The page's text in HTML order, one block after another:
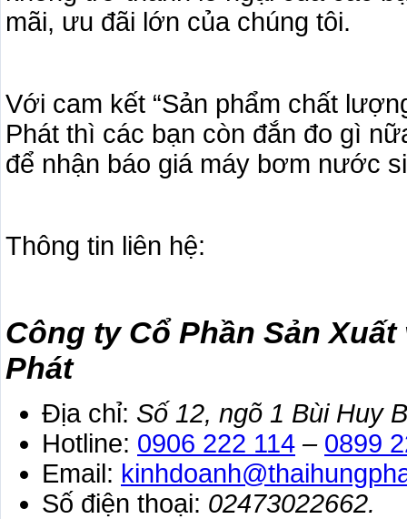
mãi, ưu đãi lớn của chúng tôi.
Với cam kết “Sản phẩm chất
Phát thì các bạn còn đắn đo gì
để nhận báo giá máy bơm nước
Thông tin liên hệ:
Công ty Cổ Phần Sản
Phát
Địa chỉ: Số 12, ngõ 1 Bùi Huy
Hotline: 0906 222 114 – 0899
Email:
Số điện thoại: 02473022662.